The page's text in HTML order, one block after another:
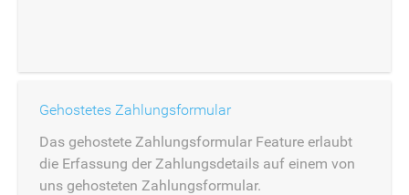
Gehostetes Zahlungsformular
Das gehostete Zahlungsformular Feature erlaubt
die Erfassung der Zahlungsdetails auf einem von
uns gehosteten Zahlungsformular.